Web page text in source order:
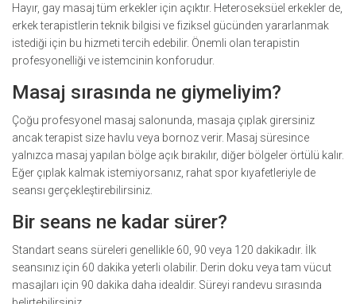
Hayır, gay masaj tüm erkekler için açıktır. Heteroseksüel erkekler de,
erkek terapistlerin teknik bilgisi ve fiziksel gücünden yararlanmak
istediği için bu hizmeti tercih edebilir. Önemli olan terapistin
profesyonelliği ve istemcinin konforudur.
Masaj sırasında ne giymeliyim?
Çoğu profesyonel masaj salonunda, masaja çıplak girersiniz
ancak terapist size havlu veya bornoz verir. Masaj süresince
yalnızca masaj yapılan bölge açık bırakılır, diğer bölgeler örtülü kalır.
Eğer çıplak kalmak istemiyorsanız, rahat spor kıyafetleriyle de
seansı gerçekleştirebilirsiniz.
Bir seans ne kadar sürer?
Standart seans süreleri genellikle 60, 90 veya 120 dakikadır. İlk
seansınız için 60 dakika yeterli olabilir. Derin doku veya tam vücut
masajları için 90 dakika daha idealdir. Süreyi randevu sırasında